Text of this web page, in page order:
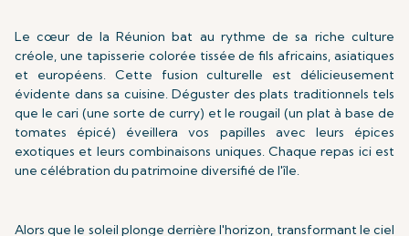
Le cœur de la Réunion bat au rythme de sa riche culture
créole, une tapisserie colorée tissée de fils africains, asiatiques
et européens. Cette fusion culturelle est délicieusement
évidente dans sa cuisine. Déguster des plats traditionnels tels
que le cari (une sorte de curry) et le rougail (un plat à base de
tomates épicé) éveillera vos papilles avec leurs épices
exotiques et leurs combinaisons uniques. Chaque repas ici est
une célébration du patrimoine diversifié de l'île.
Alors que le soleil plonge derrière l'horizon, transformant le ciel